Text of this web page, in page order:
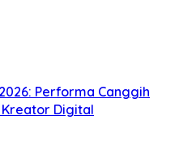
Performa Canggih
Digital